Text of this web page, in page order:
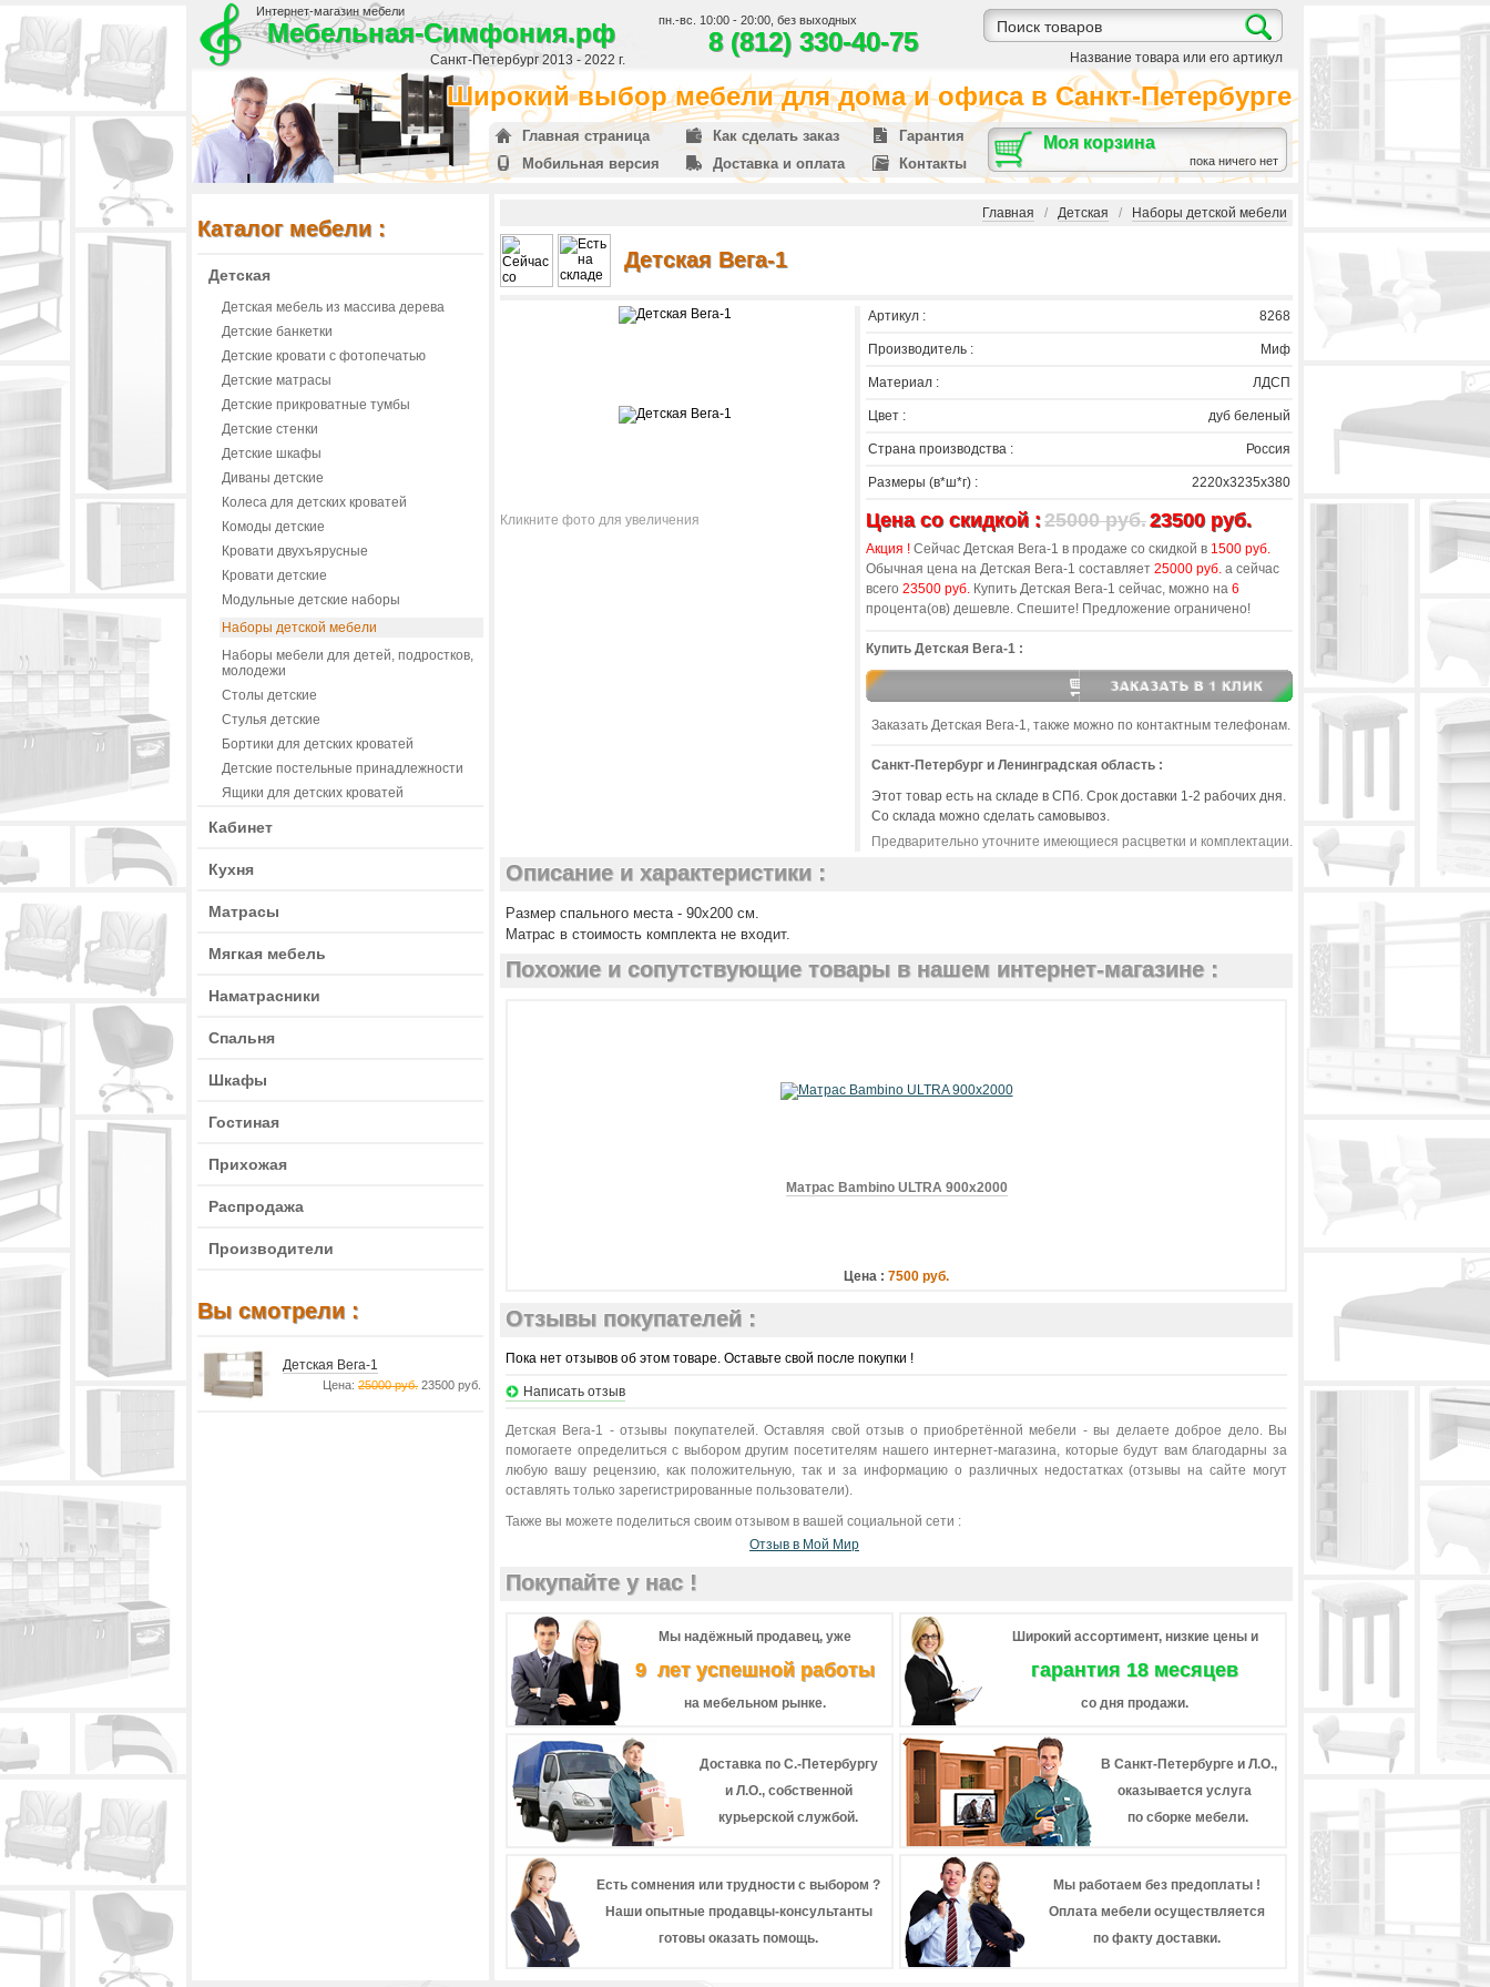
Интернет-магазин мебели
Мебельная-Симфония.рф
Санкт-Петербург 2013 - 2022 г.
пн.-вс. 10:00 - 20:00, без выходных
8 (812) 330-40-75
Название товара или его артикул
Широкий выбор мебели для дома и офиса в Санкт-Петербурге
Главная страница Как сделать заказ
Гарантия
Мобильная версия
Доставка и оплата Контакты
Моя корзина
пока ничего нет
Каталог мебели :
Детская
Детская мебель из массива дерева
Детские банкетки
Детские кровати с фотопечатью
Детские матрасы
Детские прикроватные тумбы
Детские стенки
Детские шкафы
Диваны детские
Колеса для детских кроватей
Комоды детские
Кровати двухъярусные
Кровати детские
Модульные детские наборы
Наборы детской мебели
Наборы мебели для детей, подростков,
молодежи
Столы детские
Стулья детские
Бортики для детских кроватей
Детские постельные принадлежности
Ящики для детских кроватей
Кабинет
Кухня
Матрасы
Мягкая мебель
Наматрасники
Спальня
Шкафы
Гостиная
Прихожая
Распродажа
Производители
Вы смотрели :
Детская Вега-1
Цена: 25000 руб. 23500 руб.
Главная / Детская / Наборы детской мебели
Детская Вега-1
Кликните фото для увеличения
Артикул : 8268
Производитель : Миф
Материал : ЛДСП
Цвет : дуб беленый
Страна производства : Россия
Размеры (в*ш*г) : 2220х3235х380
Цена со скидкой :25000 руб.23500 руб.
Акция ! Сейчас Детская Вега-1 в продаже со скидкой в 1500 руб.
Обычная цена на Детская Вега-1 составляет 25000 руб. а сейчас
всего 23500 руб. Купить Детская Вега-1 сейчас, можно на 6
процента(ов) дешевле. Спешите! Предложение ограничено!
Купить Детская Вега-1 :
Заказать Детская Вега-1, также можно по контактным телефонам.
Санкт-Петербург и Ленинградская область :
Этот товар есть на складе в СПб. Срок доставки 1-2 рабочих дня.
Со склада можно сделать самовывоз.
Предварительно уточните имеющиеся расцветки и комплектации.
Описание и характеристики :
Размер спального места - 90х200 см.
Матрас в стоимость комплекта не входит.
Похожие и сопутствующие товары в нашем интернет-магазине :
Матрас Bambino ULTRA 900х2000
Цена : 7500 руб.
Отзывы покупателей :
Пока нет отзывов об этом товаре. Оставьте свой после покупки !
Написать отзыв
Детская Вега-1 - отзывы покупателей. Оставляя свой отзыв о приобретённой мебели - вы делаете доброе дело. Вы
помогаете определиться с выбором другим посетителям нашего интернет-магазина, которые будут вам благодарны за
любую вашу рецензию, как положительную, так и за информацию о различных недостатках (отзывы на сайте могут
оставлять только зарегистрированные пользователи).
Также вы можете поделиться своим отзывом в вашей социальной сети :
Отзыв в Мой Мир
Покупайте у нас !
Мы надёжный продавец, уже
9 лет успешной работы
на мебельном рынке.
Широкий ассортимент, низкие цены и
гарантия 18 месяцев
со дня продажи.
Доставка по С.-Петербургу
и Л.О., собственной
курьерской службой.
В Санкт-Петербурге и Л.О.,
оказывается услуга
по сборке мебели.
Есть сомнения или трудности с выбором ?
Наши опытные продавцы-консультанты
готовы оказать помощь.
Мы работаем без предоплаты !
Оплата мебели осуществляется
по факту доставки.